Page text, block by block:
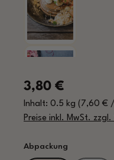
Regulärer Preis:
3,80 €
Inhalt: 0.5 kg (7,60 €
Preise inkl. MwSt.
Abpackung